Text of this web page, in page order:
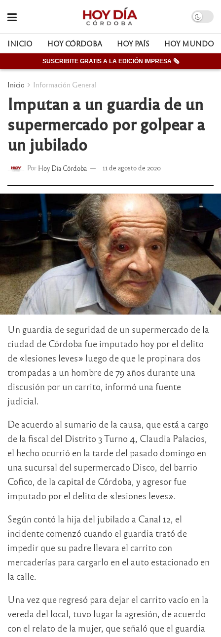
INICIO HOY CÓRDOBA HOY PAÍS HOY MUNDO
SUSCRIBITE GRATIS A LA EDICIÓN IMPRESA 🗞
Inicio Información General
Imputan a un guardia de un
supermercado por golpear a
un jubilado
Por Hoy Dia Córdoba 11 de agosto de 2020
Un guardia de seguridad de un supermercado de la
ciudad de Córdoba fue imputado hoy por el delito
de «lesiones leves» luego de que le propinara dos
trompadas a un hombre de 79 años durante una
discusión por un carrito, informó una fuente
judicial.
De acuerdo al sumario de la causa, que está a cargo
de la fiscal del Distrito 3 Turno 4, Claudia Palacios,
el hecho ocurrió en la tarde del pasado domingo en
una sucursal del supermercado Disco, del barrio
Cofico, de la capital de Córdoba, y agresor fue
imputado por el delito de «lesiones leves».
Según contó la hija del jubilado a Canal 12, el
incidente comenzó cuando el guardia trató de
impedir que su padre llevara el carrito con
mercaderías para cargarlo en el auto estacionado en
la calle.
Una vez que regresó para dejar el carrito vacío en la
vereda del local, tuvo lugar la agresión, de acuerdo
con el relato de la mujer, que señaló que el guardia